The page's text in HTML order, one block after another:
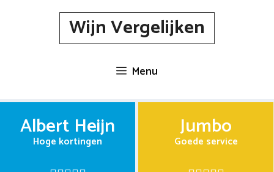
Wijn Vergelijken
Menu
Albert Heijn
Hoge kortingen
Jumbo
Goede service